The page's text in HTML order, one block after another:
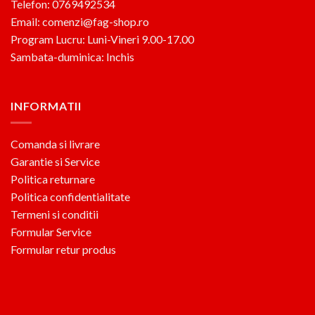
Telefon: 0769492534
Email: comenzi@fag-shop.ro
Program Lucru: Luni-Vineri 9.00-17.00
Sambata-duminica: Inchis
INFORMATII
Comanda si livrare
Garantie si Service
Politica returnare
Politica confidentialitate
Termeni si conditii
Formular Service
Formular retur produs